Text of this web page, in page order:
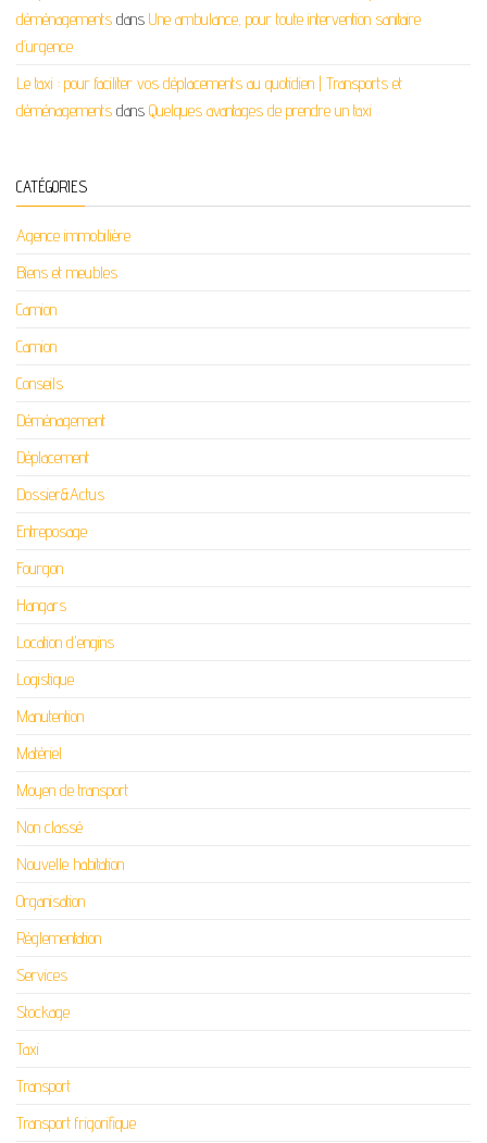
déménagements dans Une ambulance, pour toute intervention sanitaire
d’urgence
Le taxi : pour faciliter vos déplacements au quotidien | Transports et
déménagements dans Quelques avantages de prendre un taxi
CATÉGORIES
Agence immobilière
Biens et meubles
Camion
Camion
Conseils
Déménagement
Déplacement
Dossier&Actus
Entreposage
Fourgon
Hangars
Location d'engins
Logistique
Manutention
Matériel
Moyen de transport
Non classé
Nouvelle habitation
Organisation
Réglementation
Services
Stockage
Taxi
Transport
Transport frigorifique